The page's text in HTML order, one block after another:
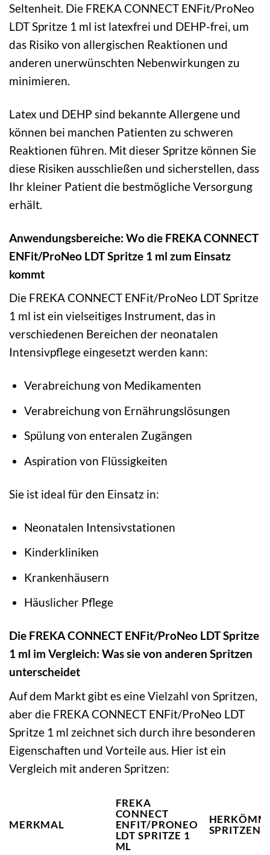
Seltenheit. Die FREKA CONNECT ENFit/ProNeo
LDT Spritze 1 ml ist latexfrei und DEHP-frei, um
das Risiko von allergischen Reaktionen und
anderen unerwünschten Nebenwirkungen zu
minimieren.
Latex und DEHP sind bekannte Allergene und
können bei manchen Patienten zu schweren
Reaktionen führen. Mit dieser Spritze können Sie
diese Risiken ausschließen und sicherstellen, dass
Ihr kleiner Patient die bestmögliche Versorgung
erhält.
Anwendungsbereiche: Wo die FREKA CONNECT
ENFit/ProNeo LDT Spritze 1 ml zum Einsatz
kommt
Die FREKA CONNECT ENFit/ProNeo LDT Spritze
1 ml ist ein vielseitiges Instrument, das in
verschiedenen Bereichen der neonatalen
Intensivpflege eingesetzt werden kann:
Verabreichung von Medikamenten
Verabreichung von Ernährungslösungen
Spülung von enteralen Zugängen
Aspiration von Flüssigkeiten
Sie ist ideal für den Einsatz in:
Neonatalen Intensivstationen
Kinderkliniken
Krankenhäusern
Häuslicher Pflege
Die FREKA CONNECT ENFit/ProNeo LDT Spritze
1 ml im Vergleich: Was sie von anderen Spritzen
unterscheidet
Auf dem Markt gibt es eine Vielzahl von Spritzen,
aber die FREKA CONNECT ENFit/ProNeo LDT
Spritze 1 ml zeichnet sich durch ihre besonderen
Eigenschaften und Vorteile aus. Hier ist ein
Vergleich mit anderen Spritzen:
MERKMAL
FREKA
CONNECT
ENFIT/PRONEO
LDT SPRITZE 1
ML
SPRITZEN